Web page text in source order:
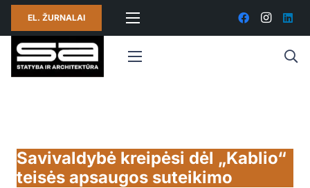
EL. ŽURNALAI
Savivaldybė kreipėsi dėl „Kablio“
teisės apsaugos suteikimo